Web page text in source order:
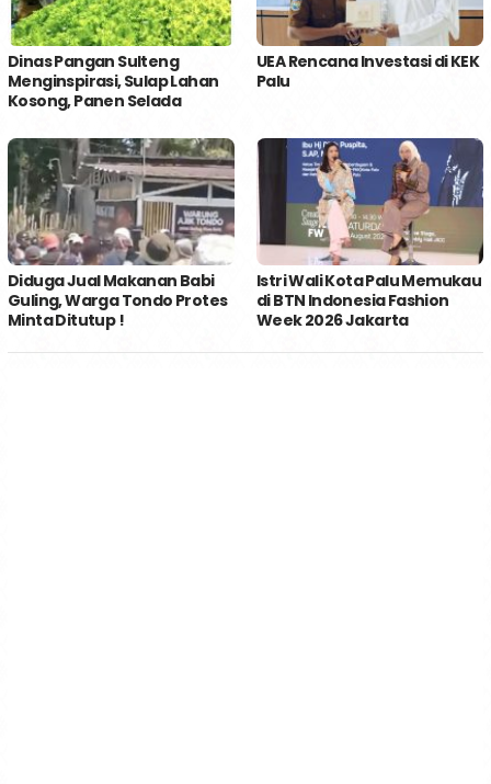
Dinas Pangan Sulteng
Menginspirasi, Sulap Lahan
Kosong, Panen Selada
UEA Rencana Investasi di KEK
Palu
Diduga Jual Makanan Babi
Guling, Warga Tondo Protes
Minta Ditutup !
Istri Wali Kota Palu Memukau
di BTN Indonesia Fashion
Week 2026 Jakarta